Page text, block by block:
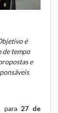
é
de tempo
e
para 27 de